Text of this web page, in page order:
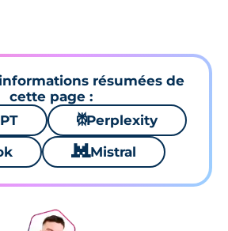
résumées de
cette page :
⚙Perplexity
🐱 Mistral